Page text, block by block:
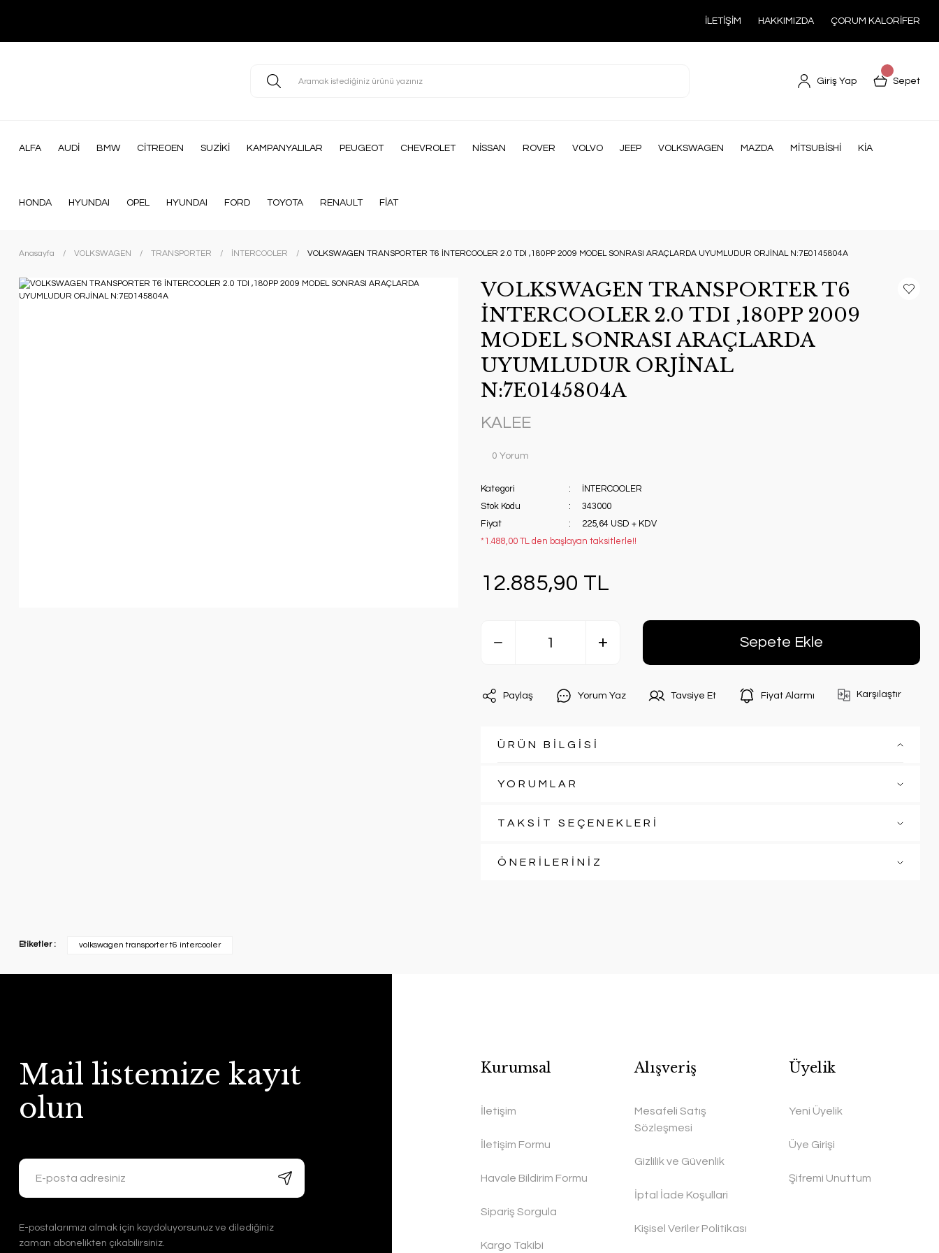
İLETİŞİM HAKKIMIZDA ÇORUM KALORİFER
Giriş Yap Sepet
ALFA AUDİ BMW CİTREOEN SUZİKİ KAMPANYALILAR PEUGEOT CHEVROLET NİSSAN ROVER VOLVO JEEP VOLKSWAGEN MAZDA MİTSUBİSHİ KİA
HONDA HYUNDAI OPEL HYUNDAI FORD TOYOTA RENAULT FİAT
Anasayfa VOLKSWAGEN TRANSPORTER İNTERCOOLER VOLKSWAGEN TRANSPORTER T6 İNTERCOOLER 2.0 TDI ,180PP 2009 MODEL SONRASI ARAÇLARDA UYUMLUDUR ORJİNAL N:7E0145804A
VOLKSWAGEN TRANSPORTER T6
İNTERCOOLER 2.0 TDI ,180PP 2009
MODEL SONRASI ARAÇLARDA
UYUMLUDUR ORJİNAL
N:7E0145804A
KALEE
0 Yorum
Kategori
İNTERCOOLER
Stok Kodu
343000
Fiyat
225,64 USD + KDV
*1.488,00 TL den başlayan taksitlerle!!
12.885,90 TL
Sepete Ekle
Paylaş Yorum Yaz Tavsiye Et Fiyat Alarmı Karşılaştır
ÜRÜN BİLGİSİ
YORUMLAR
TAKSİT SEÇENEKLERİ
ÖNERİLERİNİZ
Etiketler : volkswagen transporter t6 intercooler
Mail listemize kayıt
olun
E-postalarımızı almak için kaydoluyorsunuz ve dilediğiniz
zaman abonelikten çıkabilirsiniz.
Kurumsal
İletişim
İletişim Formu
Havale Bildirim Formu
Sipariş Sorgula
Kargo Takibi
Alışveriş
Mesafeli Satış
Sözleşmesi
Gizlilik ve Güvenlik
İptal İade Koşullari
Kişisel Veriler Politikası
Üyelik
Yeni Üyelik
Üye Girişi
Şifremi Unuttum